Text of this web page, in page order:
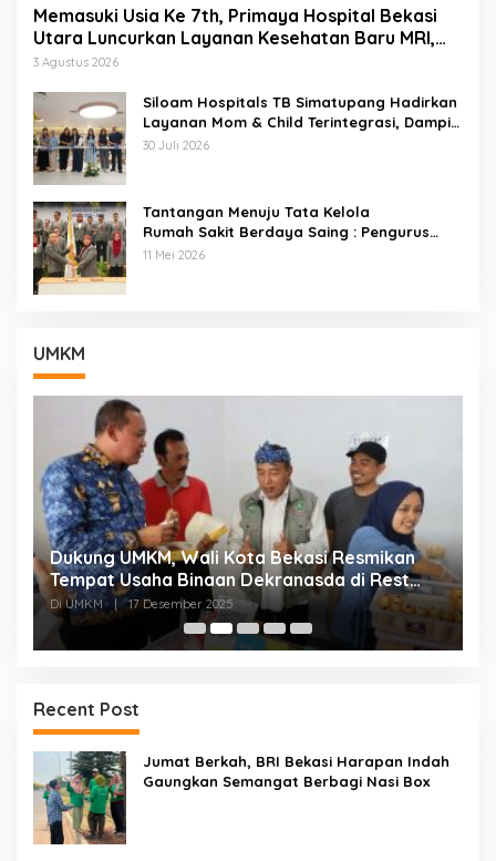
Memasuki Usia Ke 7th, Primaya Hospital Bekasi
Utara Luncurkan Layanan Kesehatan Baru MRI,
Wellness Center, Brain Dan Neurospine Center
3 Agustus 2026
Siloam Hospitals TB Simatupang Hadirkan
Layanan Mom & Child Terintegrasi, Dampin
gi Keluarga Dari Kehamilan Hingga Tumbuh
30 Juli 2026
Tantangan Menuju Tata Kelola
Rumah Sakit Berdaya Saing : Pengurus
ARSSI 2026–2029 Cabang Kota Bekasi
11 Mei 2026
UMKM
Dukung UMKM, Wali Kota Bekasi Resmikan
Tempat Usaha Binaan Dekranasda di Rest
Area KM 6B Jakarta Cikampek
Di UMKM 17 Desember 2025
Recent Post
Jumat Berkah, BRI Bekasi Harapan Indah
Gaungkan Semangat Berbagi Nasi Box